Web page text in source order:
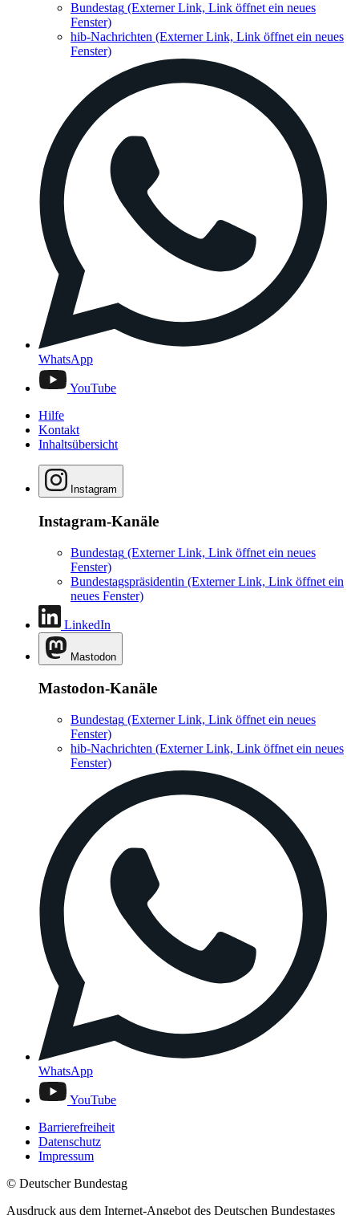
Bundestag (Externer Link, Link öffnet ein neues
Fenster)
hib-Nachrichten (Externer Link, Link öffnet ein neues
Fenster)
WhatsApp
YouTube
Hilfe
Kontakt
Inhaltsübersicht
Instagram
Instagram-Kanäle
Bundestag (Externer Link, Link öffnet ein neues
Fenster)
Bundestagspräsidentin (Externer Link, Link öffnet ein
neues Fenster)
LinkedIn
Mastodon
Mastodon-Kanäle
Bundestag (Externer Link, Link öffnet ein neues
Fenster)
hib-Nachrichten (Externer Link, Link öffnet ein neues
Fenster)
WhatsApp
YouTube
Barrierefreiheit
Datenschutz
Impressum
© Deutscher Bundestag
Ausdruck aus dem Internet-Angebot des Deutschen Bundestages